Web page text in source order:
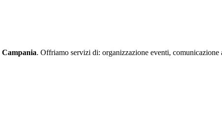
Campania. Offriamo servizi di: organizzazione eventi,